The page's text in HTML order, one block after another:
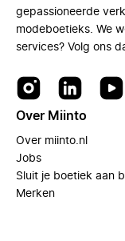
gepassioneerde
modeboetieks. We
services? Volg ons
Over Miinto
Over miinto.nl
Jobs
Sluit je boetiek aan
Merken